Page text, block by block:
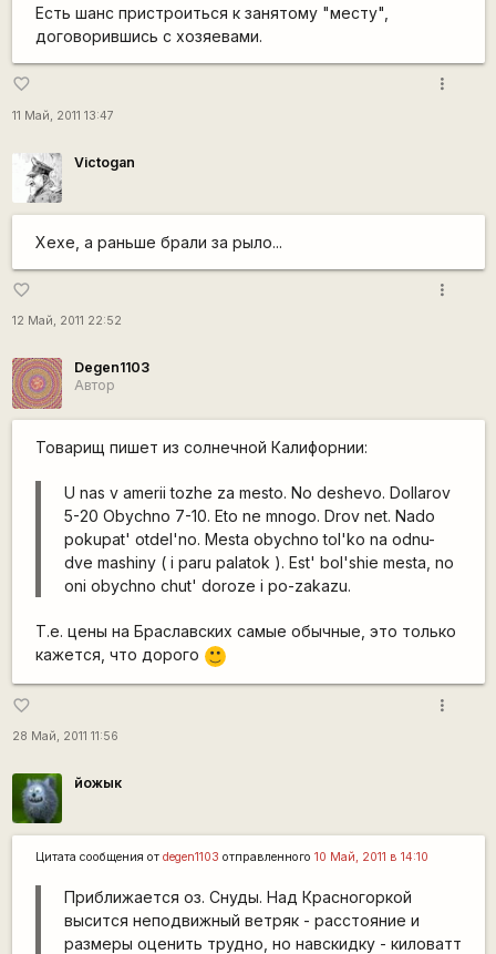
Есть шанс пристроиться к занятому "месту",
договорившись с хозяевами.
favorite_border
11 Май, 2011 13:47
more_vert
Victogan
Хехе, а раньше брали за рыло...
favorite_border
12 Май, 2011 22:52
more_vert
Degen1103
Автор
Товарищ пишет из солнечной Калифорнии:
U nas v amerii tozhe za mesto. No deshevo. Dollarov
5-20 Obychno 7-10. Eto ne mnogo. Drov net. Nado
pokupat' otdel'no. Mesta obychno tol'ko na odnu-
dve mashiny ( i paru palatok ). Est' bol'shie mesta, no
oni obychno chut' doroze i po-zakazu.
Т.е. цены на Браславских самые обычные, это только
кажется, что дорого
:)
favorite_border
28 Май, 2011 11:56
more_vert
йожык
Цитата сообщения от degen1103 отправленного 10 Май, 2011 в 14:10
Приближается оз. Снуды. Над Красногоркой
высится неподвижный ветряк - расстояние и
размеры оценить трудно, но навскидку - киловатт